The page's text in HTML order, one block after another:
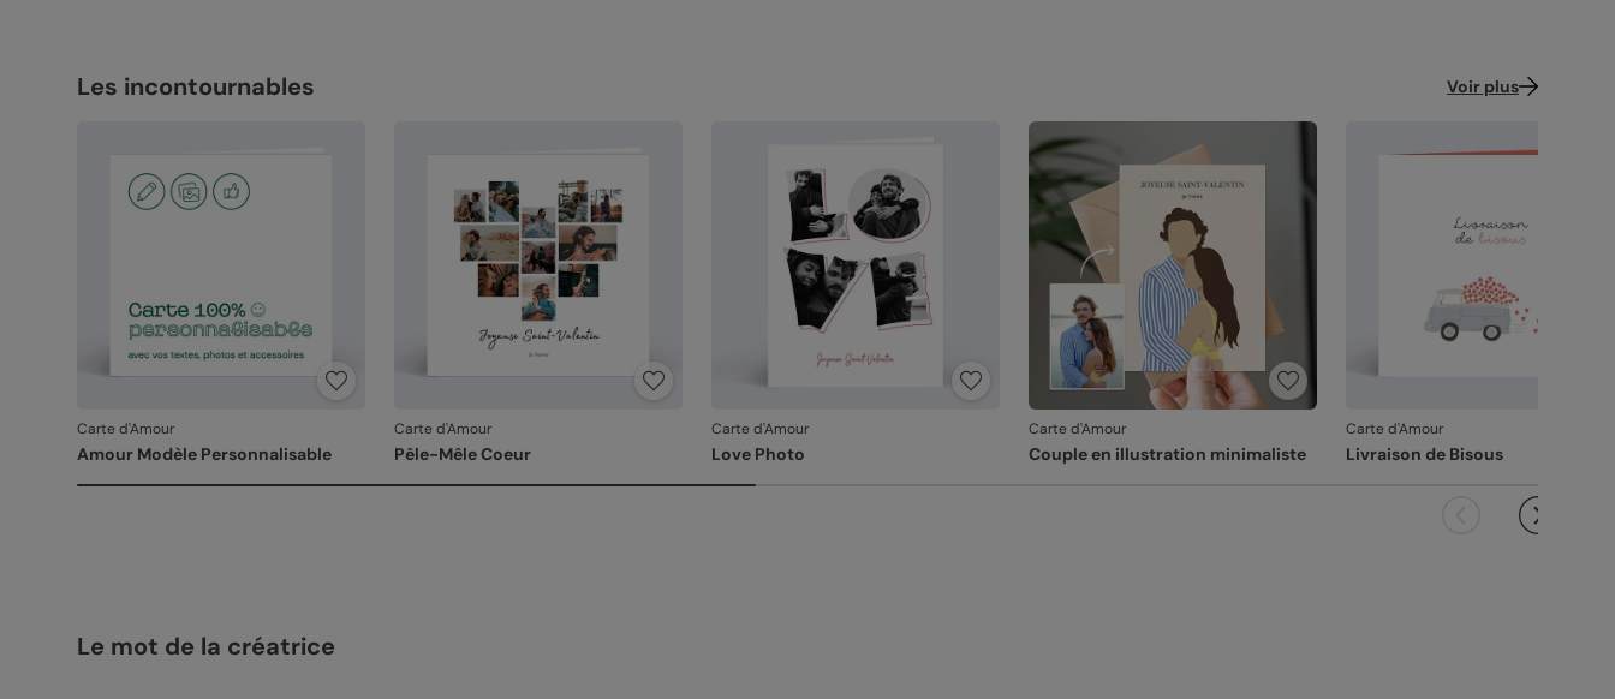
Les incontournables Voir plus
Carte d'Amour
Amour Modèle Personnalisable
Carte d'Amour
Pêle-Mêle Coeur
Carte d'Amour
Love Photo
Carte d'Amour
Couple en illustration minimaliste
Carte d'Amour
Livraison de Bisous
Le mot de la créatrice